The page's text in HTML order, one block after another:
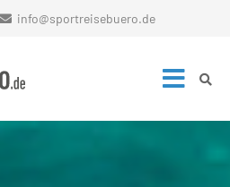
info@sportreisebuero.de